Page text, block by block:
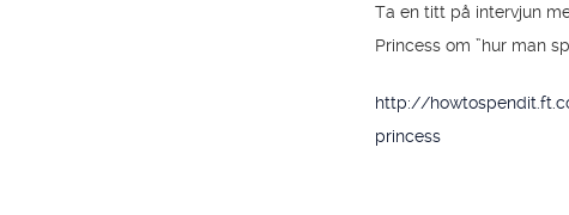
Ta en titt på intervjun
Princess om ”hur man
http://
princess